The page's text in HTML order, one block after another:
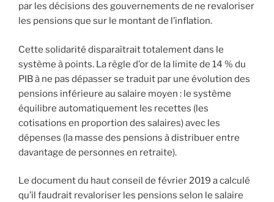
par les décisions des gouvernements de ne revaloriser
les pensions que sur le montant de l’inflation.
Cette solidarité disparaîtrait totalement dans le
système à points. La règle d’or de la limite de 14 % du
PIB à ne pas dépasser se traduit par une évolution des
pensions inférieure au salaire moyen : le système
équilibre automatiquement les recettes (les
cotisations en proportion des salaires) avec les
dépenses (la masse des pensions à distribuer entre
davantage de personnes en retraite).
Le document du haut conseil de février 2019 a calculé
qu’il faudrait revaloriser les pensions selon le salaire